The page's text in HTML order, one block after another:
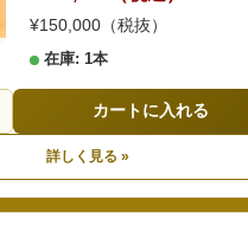
¥150,000（税抜）
在庫: 1本
カートに入れる
詳しく見る »